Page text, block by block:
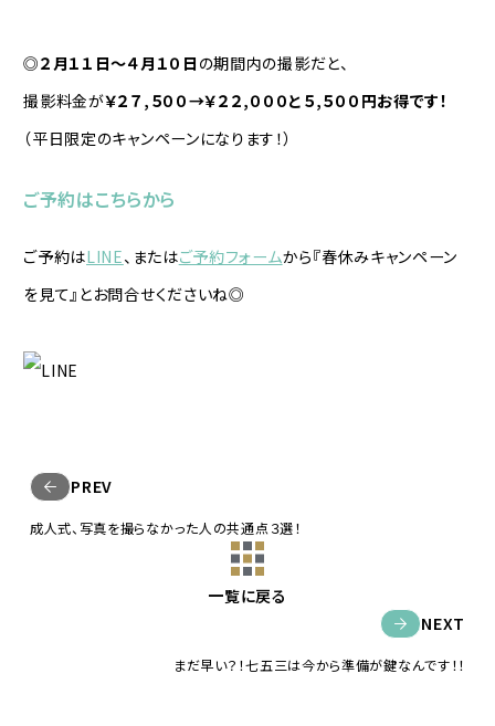
◎２月１１日〜４月１０日 の期間内の撮影だと、
撮影料金が￥２７,５００→￥２２,０００と５,５００円お得です！
（平日限定のキャンペーンになります！）
ご予約はこちらから
ご予約はLINE、またはご予約フォームから『春休みキャンペーン
を見て』とお問合せくださいね◎
PREV
成人式、写真を撮らなかった人の共通点３選！
一覧に戻る
NEXT
まだ早い？！七五三は今から準備が鍵なんです！！